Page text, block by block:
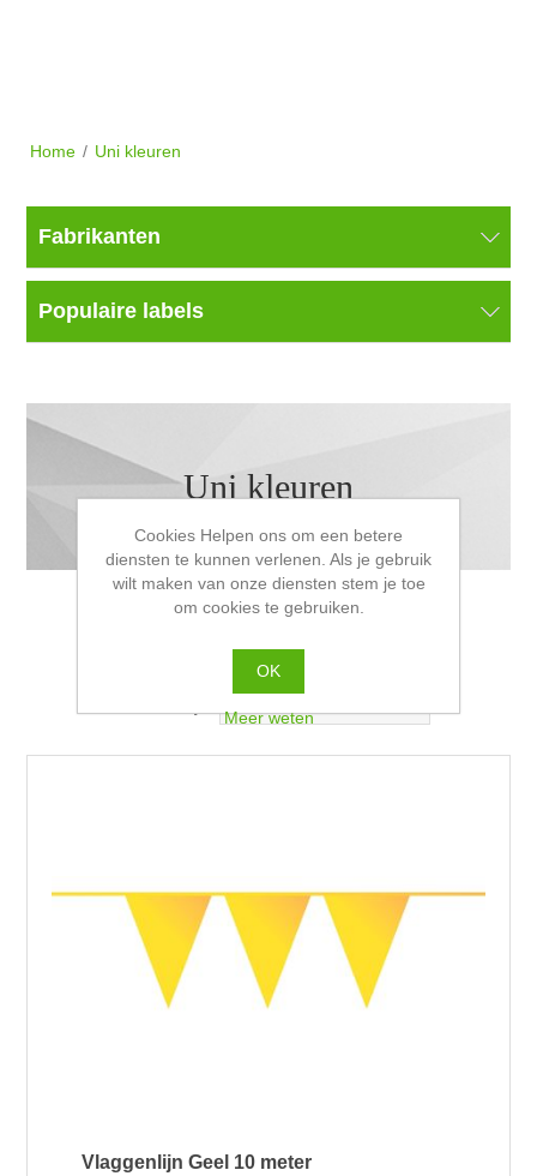
Home / Uni kleuren
Fabrikanten
Populaire labels
Uni kleuren
Feestversiering in effen kleuren
Vlaggenlijn Geel 10 meter
Cookies Helpen ons om een betere
diensten te kunnen verlenen. Als je gebruik
wilt maken van onze diensten stem je toe
om cookies te gebruiken.
OK
Meer weten